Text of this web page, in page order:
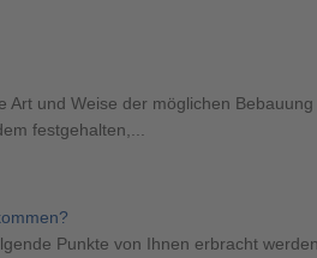
Art und Weise der möglichen
festgehalten,...
Punkte von Ihnen erbracht